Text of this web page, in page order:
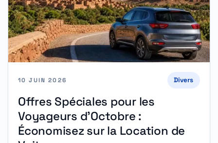
10 JUIN 2026 Divers
Offres Spéciales pour les
Voyageurs d’Octobre :
Économisez sur la Location de